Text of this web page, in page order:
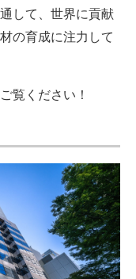
して、世界に貢献
の育成に注力して
覧ください！